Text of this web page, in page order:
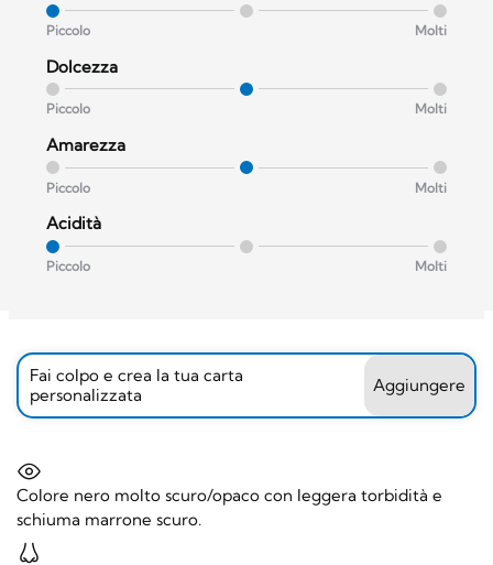
Piccolo Molti
Dolcezza
Piccolo Molti
Amarezza
Piccolo Molti
Acidità
Piccolo Molti
Fai colpo e crea la tua carta
personalizzata
Aggiungere
Colore nero molto scuro/opaco con leggera torbidità e
schiuma marrone scuro.